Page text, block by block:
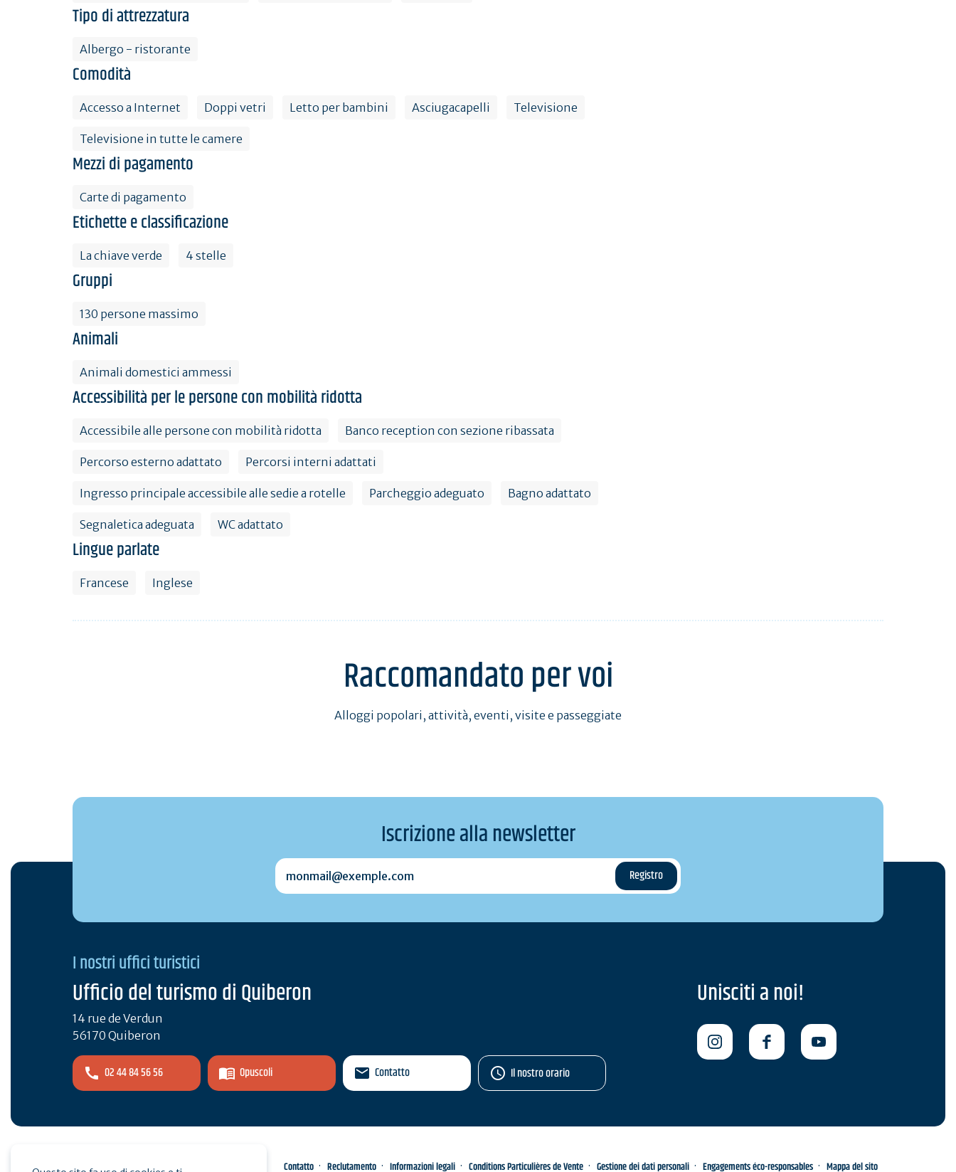
Tipo di attrezzatura
Albergo - ristorante
Comodità
Accesso a Internet Doppi vetri Letto per bambini Asciugacapelli Televisione
Televisione in tutte le camere
Mezzi di pagamento
Carte di pagamento
Etichette e classificazione
La chiave verde 4 stelle
Gruppi
130 persone massimo
Animali
Animali domestici ammessi
Accessibilità per le persone con mobilità ridotta
Accessibile alle persone con mobilità ridotta Banco reception con sezione ribassata
Percorso esterno adattato Percorsi interni adattati
Ingresso principale accessibile alle sedie a rotelle Parcheggio adeguato Bagno adattato
Segnaletica adeguata WC adattato
Lingue parlate
Francese Inglese
Raccomandato per voi
Alloggi popolari, attività, eventi, visite e passeggiate
Iscrizione alla newsletter
monmail@exemple.com
I nostri uffici turistici
Ufficio del turismo di Quiberon
14 rue de Verdun
56170 Quiberon
02 44 84 56 56 Opuscoli Contatto Il nostro orario
Unisciti a noi!
Spazio pro Stampa Contatto Reclutamento Informazioni legali Conditions Particulières de Vente Gestione dei dati personali Engagements éco-responsables Mappa del sito